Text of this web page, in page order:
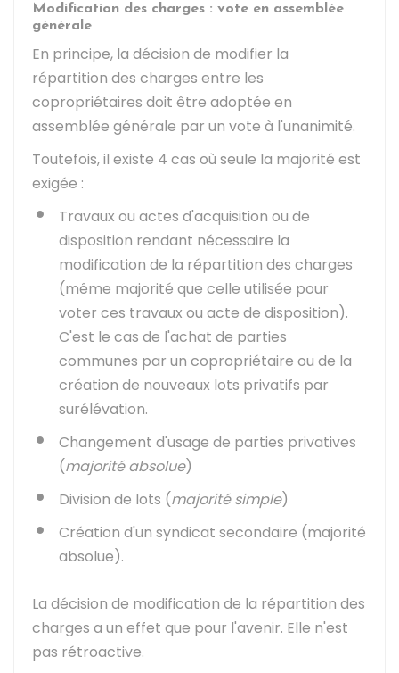
Modification des charges : vote en assemblée
générale
En principe, la décision de modifier la
répartition des charges entre les
copropriétaires doit être adoptée en
assemblée générale par un vote à l'unanimité.
Toutefois, il existe 4 cas où seule la majorité est
exigée :
Travaux ou actes d'acquisition ou de
disposition rendant nécessaire la
modification de la répartition des charges
(même majorité que celle utilisée pour
voter ces travaux ou acte de disposition).
C'est le cas de l'achat de parties
communes par un copropriétaire ou de la
création de nouveaux lots privatifs par
surélévation.
Changement d'usage de parties privatives
(majorité absolue)
Division de lots (majorité simple)
Création d'un syndicat secondaire (majorité
absolue).
La décision de modification de la répartition des
charges a un effet que pour l'avenir. Elle n'est
pas rétroactive.